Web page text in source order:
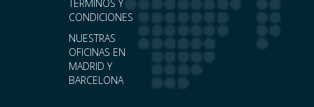
TÉRMINOS Y
CONDICIONES
NUESTRAS
OFICINAS EN
MADRID Y
BARCELONA